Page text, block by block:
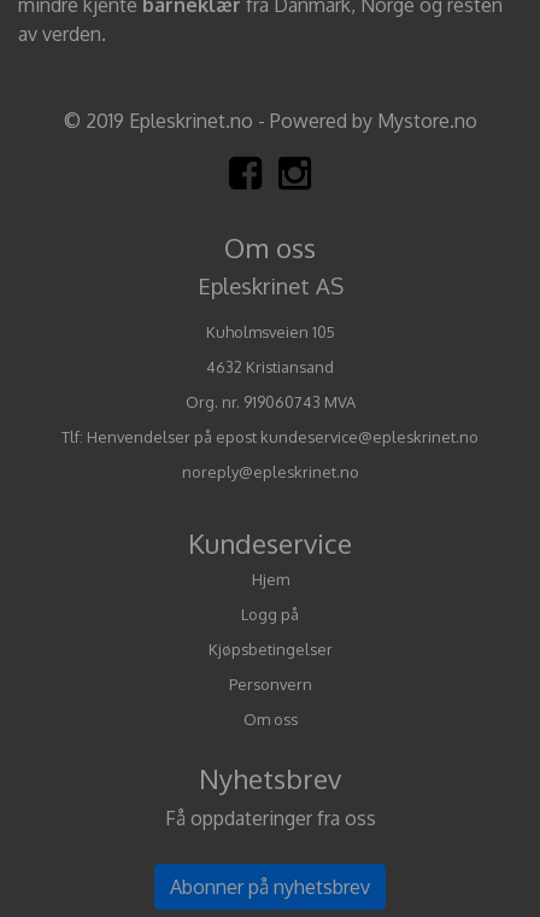
av verden.
© 2019 Epleskrinet.no - Powered by Mystore.no
Om oss
Epleskrinet AS
Kuholmsveien 105
4632 Kristiansand
Org. nr. 919060743 MVA
Tlf: Henvendelser på epost kundeservice@epleskrinet.no
noreply@epleskrinet.no
Kundeservice
Hjem
Logg på
Kjøpsbetingelser
Personvern
Om oss
Nyhetsbrev
Få oppdateringer fra oss
Abonner på nyhetsbrev